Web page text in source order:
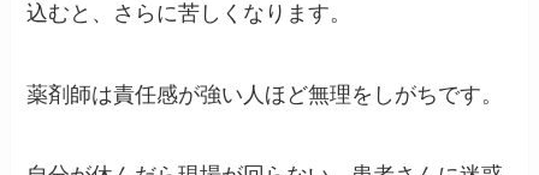
込むと、さらに苦しくなります。
薬剤師は責任感が強い人ほど無理をしがちです。